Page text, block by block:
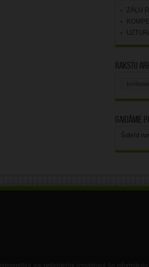
ZĀĻU
Rakstu
Gaidāmie
Šobrīd
vai nelietderīgi izmantojot šo informāciju.